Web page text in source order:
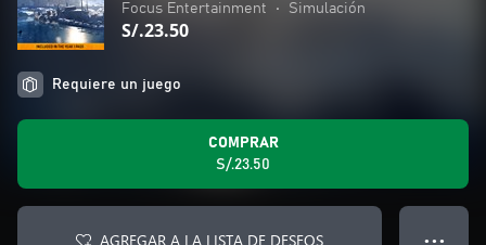
Focus Entertainment • Simulación
S/.23.50
Requiere un juego
COMPRAR
S/.23.50
AGREGAR A LA LISTA DE DESEOS ● ● ●